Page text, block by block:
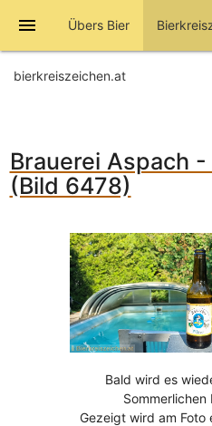
menu Übers Bier
bierkreiszeichen.at
Brauerei Aspach
(Bild 6478)
Bald wird es
Sommerlichen
Gezeigt wird am Foto